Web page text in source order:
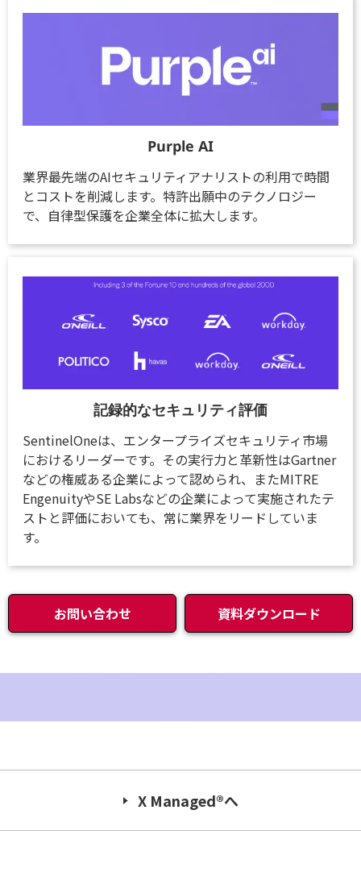
Purple AI
業界最先端のAIセキュリティアナリストの利用で時間
とコストを削減します。特許出願中のテクノロジー
で、自律型保護を企業全体に拡大します。
記録的なセキュリティ評価
SentinelOneは、エンタープライズセキュリティ市場
におけるリーダーです。その実行力と革新性はGartner
などの権威ある企業によって認められ、またMITRE
EngenuityやSE Labsなどの企業によって実施されたテ
ストと評価においても、常に業界をリードしていま
す。
お問い合わせ 資料ダウンロード
X Managed®へ